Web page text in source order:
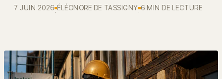
7 JUIN 2026
·
ÉLÉONORE DE TASSIGNY
·
6 MIN DE LECTURE